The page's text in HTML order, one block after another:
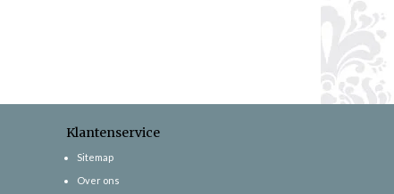
Klantenservice
Sitemap
Over ons